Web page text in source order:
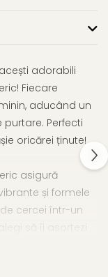
adorabili
Fiecare
aducând un
Perfecti
oricărei ținute!
asigură
și formele
cercei într-un
să îi asortezi
look mai
apariții